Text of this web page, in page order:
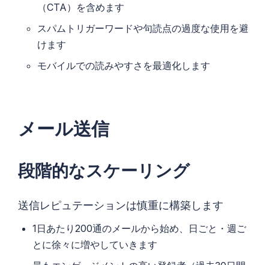
（CTA）を含めます
スパムトリガーワードや句読点の過度な使用を避
けます
モバイルでの読みやすさを最適化します
メール送信
段階的なスケーリング
送信レピュテーションは慎重に構築します
1日あたり200通のメールから始め、日ごと・週ご
とに徐々に増やしていきます